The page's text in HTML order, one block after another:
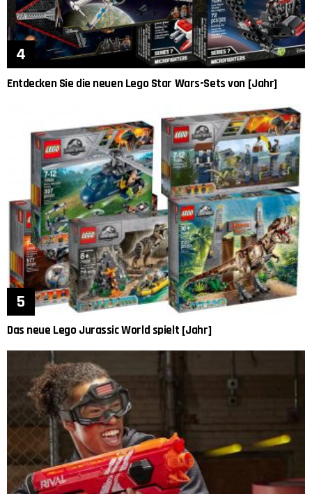
Entdecken Sie die neuen Lego Star Wars-Sets von [Jahr]
Das neue Lego Jurassic World spielt [Jahr]